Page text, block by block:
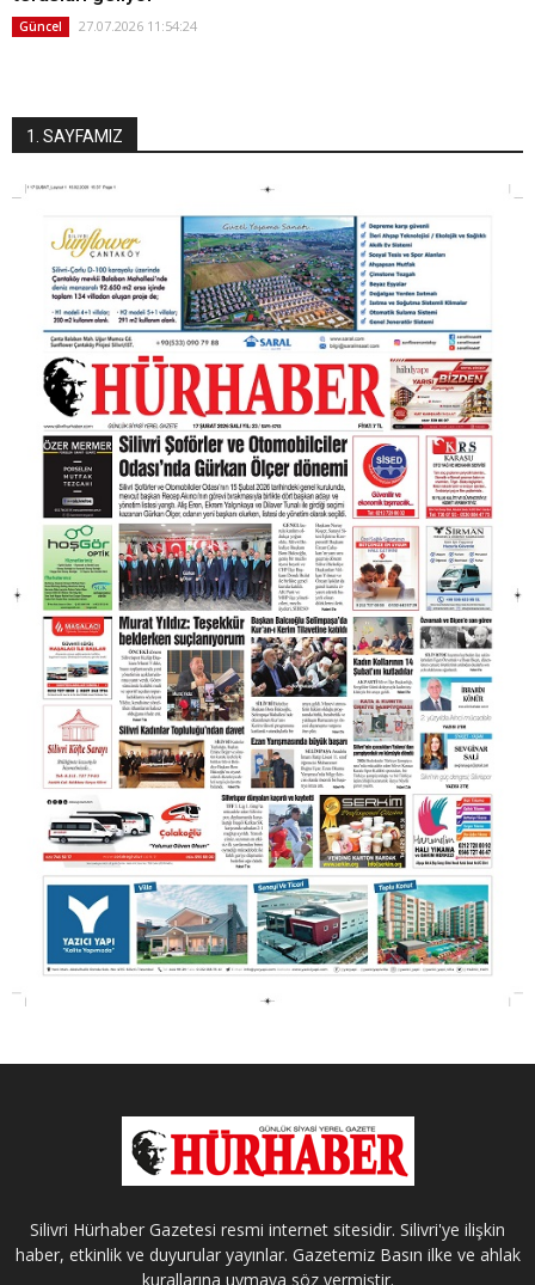
Güncel 27.07.2026 11:54:24
1. SAYFAMIZ
Silivri Hürhaber Gazetesi resmi internet sitesidir. Silivri'ye ilişkin
haber, etkinlik ve duyurular yayınlar. Gazetemiz Basın ilke ve ahlak
kurallarına uymaya söz vermiştir.